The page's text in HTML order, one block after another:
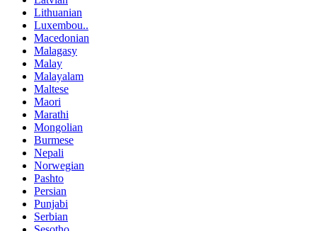
Lithuanian
Luxembou..
Macedonian
Malagasy
Malay
Malayalam
Maltese
Maori
Marathi
Mongolian
Burmese
Nepali
Norwegian
Pashto
Persian
Punjabi
Serbian